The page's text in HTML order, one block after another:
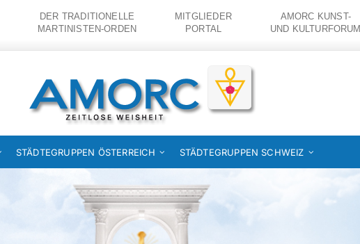
DER TRADITIONELLE
MARTINISTEN-ORDEN
MITGLIEDER
PORTAL
AMORC KUNST-
UND KULTURFORUM
STÄDTEGRUPPEN ÖSTERREICH STÄDTEGRUPPEN SCHWEIZ